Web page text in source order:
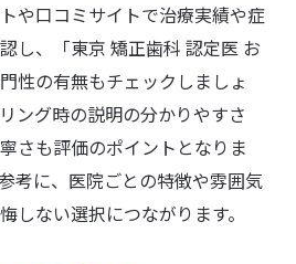
や口コミサイトで治療実績や症
し、「東京 矯正歯科 認定医 お
性の有無もチェックしましょ
ング時の説明の分かりやすさ
さも評価のポイントとなりま
考に、医院ごとの特徴や雰囲気
しない選択につながります。